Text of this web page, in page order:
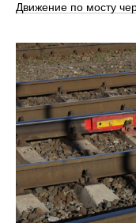
Движение по мосту